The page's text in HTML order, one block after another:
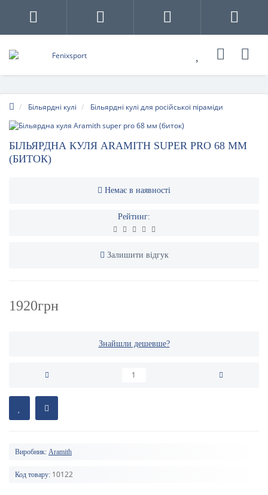
Більярдні кулі Більярдні кулі для російської піраміди
БІЛЬЯРДНА КУЛЯ ARAMITH SUPER PRO 68 ММ
(БИТОК)
Немає в наявності
Рейтинг:
Залишити відгук
1920грн
Знайшли дешевше?
Виробник: Aramith
Код товару: 10122